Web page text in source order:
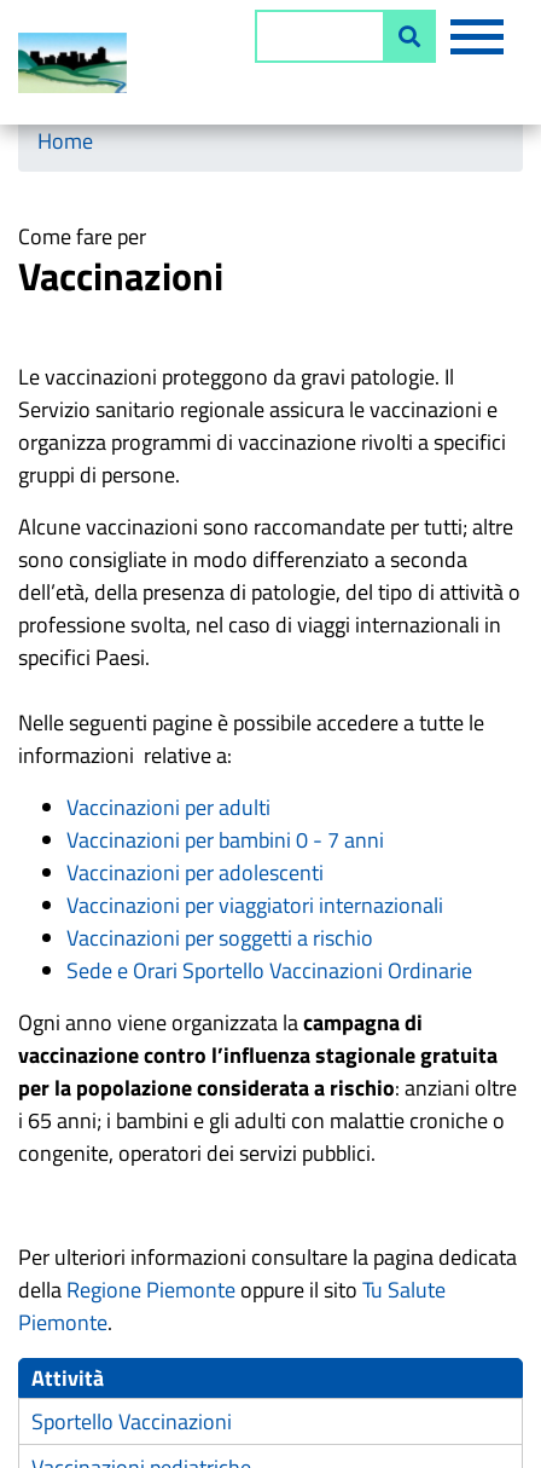
Salta
Horizontal menu
Home
Come fare per
Vaccinazioni
Le vaccinazioni proteggono da gravi patologie. Il
Servizio sanitario regionale assicura le vaccinazioni e
organizza programmi di vaccinazione rivolti a specifici
gruppi di persone.
Alcune vaccinazioni sono raccomandate per tutti; altre
sono consigliate in modo differenziato a seconda
dell’età, della presenza di patologie, del tipo di attività o
professione svolta, nel caso di viaggi internazionali in
specifici Paesi.
Nelle seguenti pagine è possibile accedere a tutte le
informazioni relative a:
Vaccinazioni per adulti
Vaccinazioni per bambini 0 - 7 anni
Vaccinazioni per adolescenti
Vaccinazioni per viaggiatori internazionali
Vaccinazioni per soggetti a rischio
Sede e Orari Sportello Vaccinazioni Ordinarie
Ogni anno viene organizzata lacampagna di
vaccinazione contro l’influenza stagionale gratuita
per la popolazione considerata a rischio: anziani oltre
i 65 anni; i bambini e gli adulti con malattie croniche o
congenite, operatori dei servizi pubblici.
Per ulteriori informazioni consultare la pagina dedicata
dellaRegione Piemonteoppure il sitoTu Salute
Piemonte.
Attività
Sportello Vaccinazioni